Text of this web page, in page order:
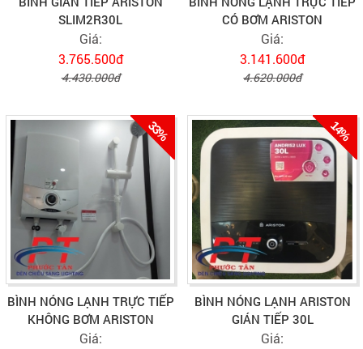
SLIM2R30L
Giá:
3.765.500đ
4.430.000đ
CÓ BƠM ARISTON
Giá:
3.141.600đ
4.620.000đ
33%
BÌNH NÓNG LẠNH TRỰC TIẾP
KHÔNG BƠM ARISTON
Giá:
14%
BÌNH NÓNG LẠNH ARISTON
GIÁN TIẾP 30L
Giá: